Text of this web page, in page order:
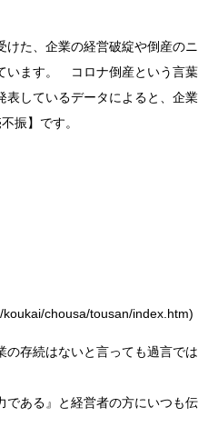
けた、企業の経営破綻や倒産のニ
います。 コロナ倒産という言葉
表しているデータによると、企業
振】です。
chousa/tousan/index.htm)
の存続はないと言っても過言では
である』と経営者の方にいつも伝